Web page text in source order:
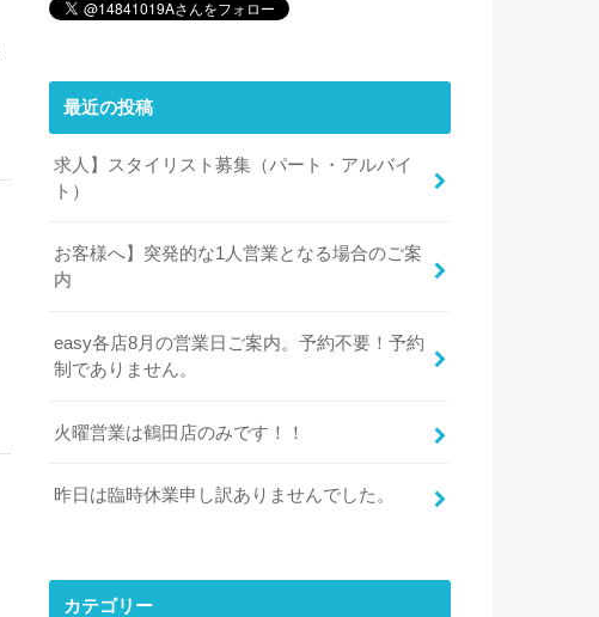
最近の投稿
求人】スタイリスト募集（パート・アルバイ
ト）
お客様へ】突発的な1人営業となる場合のご案
内
easy各店8月の営業日ご案内。予約不要！予約
制でありません。
火曜営業は鶴田店のみです！！
昨日は臨時休業申し訳ありませんでした。
カテゴリー